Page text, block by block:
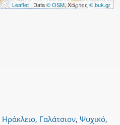
Leaflet| Data© OSM, Χάρτες © buk.gr
Ηράκλειο, Γαλάτσιον, Ψυχικό,